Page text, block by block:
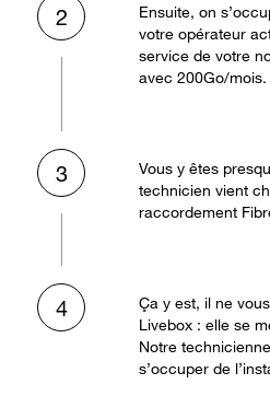
2
Ensuite, on
votre opérateur
service de votre
avec 200Go/mois.
3
Vous y êtes
technicien vient
raccordement
4
Ça y est, il ne
Livebox : elle se
Notre
s’occuper de